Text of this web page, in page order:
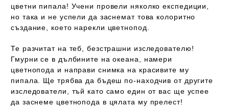
цветни пипала! Учени провели няколко експедиции,
но така и не успели да заснемат това колоритно
създание, което нарекли цветнопод.
Те разчитат на теб, безстрашни изследователю!
Гмурни се в дълбините на океана, намери
цветнопода и направи снимка на красивите му
пипала. Ще трябва да бъдеш по-находчив от другите
изследователи, тъй като само един от вас ще успее
да заснеме цветнопода в цялата му прелест!